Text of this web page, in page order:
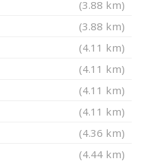
(3.88 km)
(3.88 km)
(4.11 km)
(4.11 km)
(4.11 km)
(4.11 km)
(4.36 km)
(4.44 km)